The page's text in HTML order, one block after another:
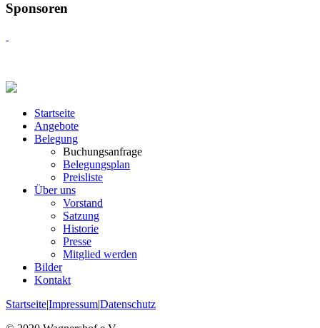
Sponsoren
Startseite
Angebote
Belegung
Buchungsanfrage
Belegungsplan
Preisliste
Über uns
Vorstand
Satzung
Historie
Presse
Mitglied werden
Bilder
Kontakt
Startseite|Impressum|Datenschutz